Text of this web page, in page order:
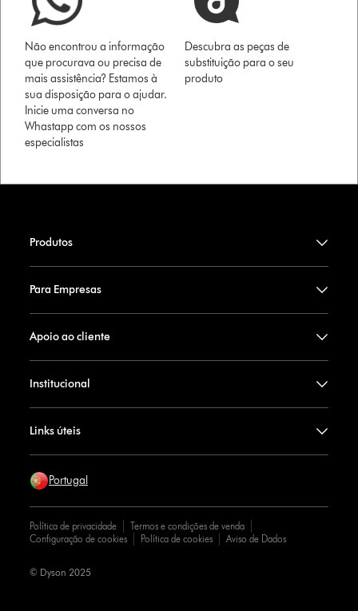
Não encontrou a informação
que procurava ou precisa de
mais assistência? Estamos à
sua disposição para o ajudar.
Inicie uma conversa no
Whastapp com os nossos
especialistas
Descubra as peças de
substituição para o seu
produto
Produtos
Para Empresas
Apoio ao cliente
Institucional
Links úteis
Portugal
Política de privacidade
Termos e condições de venda
Configuração de cookies
Política de cookies Aviso de Dados
© Dyson 2025